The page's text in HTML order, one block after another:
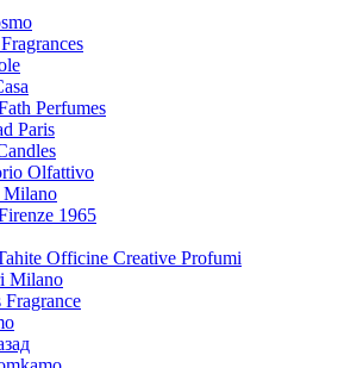
Perfumes
Paris
Olfattivo
Milano
1965
Officine Creative Profumi
Milano